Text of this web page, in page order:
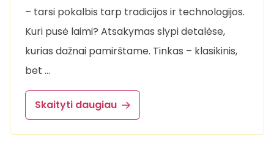
– tarsi pokalbis tarp tradicijos ir technologijos.
Kuri pusė laimi? Atsakymas slypi detalėse,
kurias dažnai pamirštame. Tinkas – klasikinis,
bet …
Skaityti daugiau